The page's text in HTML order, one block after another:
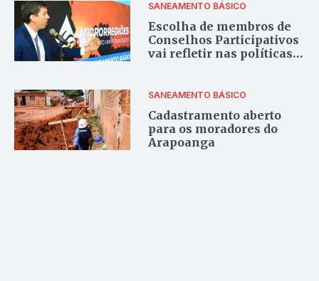
SANEAMENTO BÁSICO
Escolha de membros de
Conselhos Participativos
vai refletir nas políticas
SANEAMENTO BÁSICO
Cadastramento aberto
para os moradores do
Arapoanga